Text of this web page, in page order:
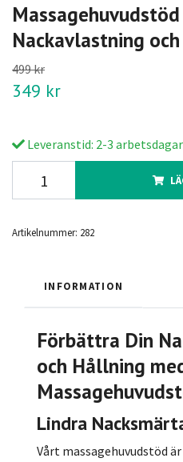
Nackavlastning
499 kr
349 kr
Leveranstid: 2-3 arbetsdagar
Artikelnummer: 282
INFORMATION
Förbättra Din
och Hållning
Lindra
Vårt massagehuvudstöd